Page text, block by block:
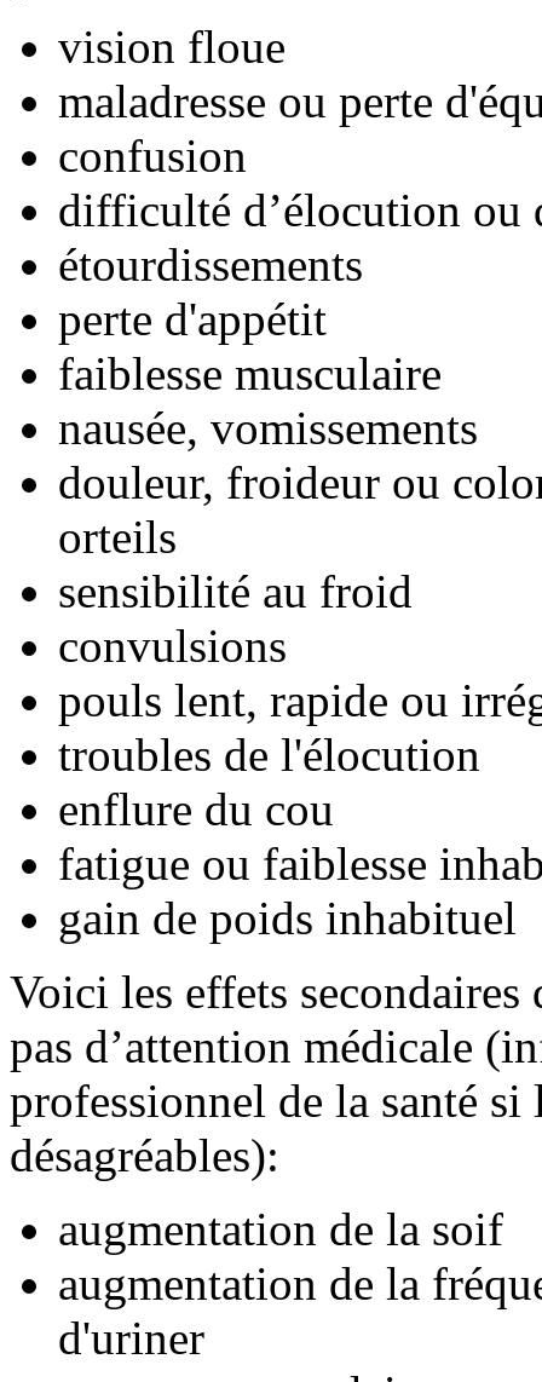
vision floue
maladresse ou perte
confusion
difficulté d’élocution ou
étourdissements
perte d'appétit
faiblesse musculaire
nausée, vomissements
douleur, froideur ou
orteils
sensibilité au froid
convulsions
pouls lent, rapide ou
troubles de l'élocution
enflure du cou
fatigue ou faiblesse
gain de poids inhabituel
Voici les effets
pas d’attention médicale
professionnel de la santé
désagréables):
augmentation de la soif
augmentation de la
d'uriner